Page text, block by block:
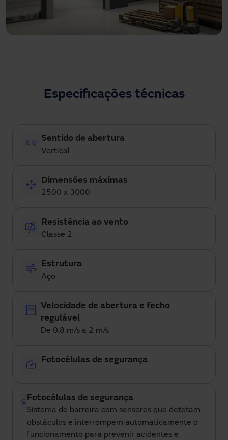
Especificações técnicas
Sentido de abertura
Vertical
Dimensões máximas
2500 x 3000
Resistência ao vento
Classe 2
Estrutura
Aço
Velocidade de abertura e fecho
regulável
De 0,8 m/s a 2 m/s
Fotocélulas de segurança
Fotocélulas de segurança
Sistema de barreira com sensores que detetam
obstáculos e interrompem automaticamente o
funcionamento para prevenir acidentes e